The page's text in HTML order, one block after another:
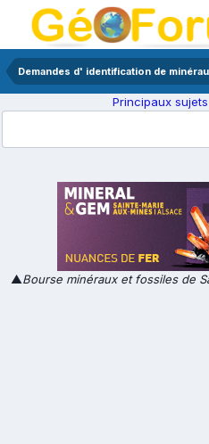
Demandes d' identification de
Principaux
▲Bourse minéraux et fossiles de